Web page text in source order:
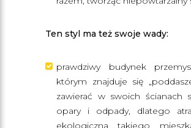
Ten styl ma też swoje wady:
prawdziwy budynek
którym znajduje się
zawierać w swoich ścianach
opary i odpady, dlatego
ekologiczna takiego